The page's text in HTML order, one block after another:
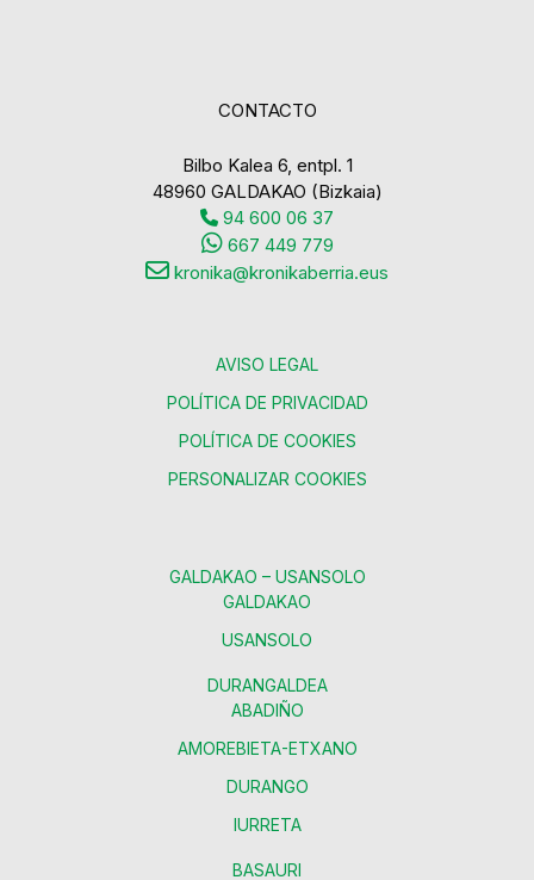
CONTACTO
Bilbo Kalea 6, entpl. 1
48960 GALDAKAO (Bizkaia)
94 600 06 37
667 449 779
kronika@kronikaberria.eus
AVISO LEGAL
POLÍTICA DE PRIVACIDAD
POLÍTICA DE COOKIES
PERSONALIZAR COOKIES
GALDAKAO – USANSOLO
GALDAKAO
USANSOLO
DURANGALDEA
ABADIÑO
AMOREBIETA-ETXANO
DURANGO
IURRETA
BASAURI